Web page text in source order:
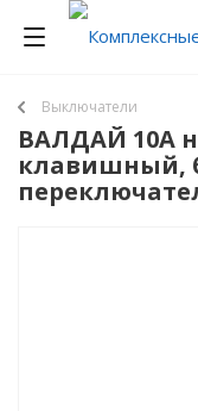
Выключатели
ВАЛДАЙ 10А
клавишный,